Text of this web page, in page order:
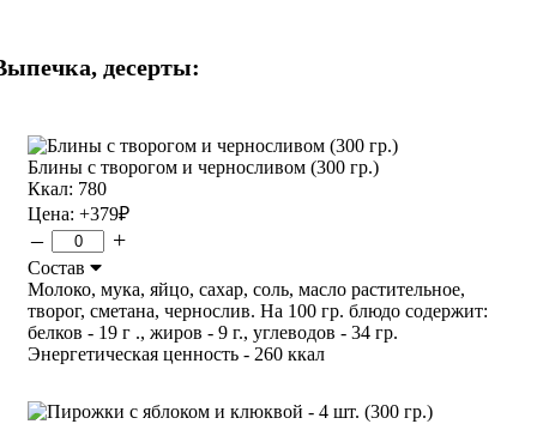
десерты:
Блины с творогом и черносливом (300 гр.)
Ккал: 780
Цена: +379₽
– +
Состав
Молоко, мука, яйцо, сахар, соль, масло растительное,
творог, сметана, чернослив. На 100 гр. блюдо содержит:
белков - 19 г ., жиров - 9 г., углеводов - 34 гр.
Энергетическая ценность - 260 ккал